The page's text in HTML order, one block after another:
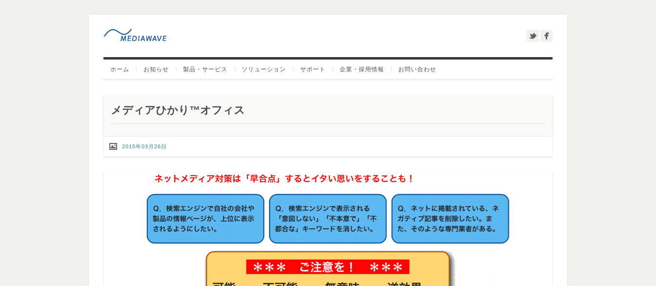
ホーム お知らせ 製品・サービス ソリューション サポート 企業・採用情報 お問い合わせ
メディアひかり™オフィス
2015年03月26日